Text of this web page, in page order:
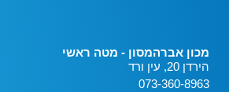
מכון אברהמסון - מטה ראשי
הירדן 20, עין ורד
073-360-8963